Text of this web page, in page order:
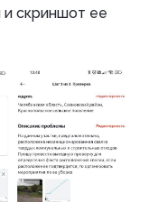
и скриншот ее